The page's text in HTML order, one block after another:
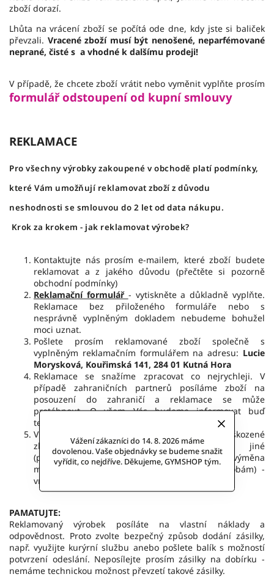
Vážení zákazníci do 14. 8. 2026 máme
dovolenou. Vaše objednávky se budeme snažit
vyřídit, co nejdříve. Děkujeme, GYMSHOP tým.
zboží dorazí.
Lhůta na vrácení zboží se počítá ode dne, kdy jste si baliček
převzali. Vracené zboží musí být nenošené, neparfémované
neprané, čisté s a vhodné k dalšímu prodeji!
V případě, že chcete zboží vrátit nebo vyměnit vyplňte prosím
formulář odstoupení od kupní smlouvy
REKLAMACE
Pro všechny výrobky zakoupené v obchodě platí podmínky,
které Vám umožňují reklamovat zboží z důvodu
neshodnosti se smlouvou do 2 let od data nákupu.
Krok za krokem - jak reklamovat výrobek?
Kontaktujte nás prosím e-mailem, které zboží budete
reklamovat a z jakého důvodu (přečtěte si pozorně
obchodní podmínky)
Reklamační formulář - vytiskněte a důkladně vyplňte.
Reklamace bez přiloženého formuláře nebo s
nesprávně vyplněným dokladem nebudeme bohužel
moci uznat.
Pošlete prosím reklamované zboží společně s
vyplněným reklamačním formulářem na adresu: Lucie
Morysková, Kouřimská 141, 284 01 Kutná Hora
Reklamace se snažíme zpracovat co nejrychleji. V
případě zahraničních partnerů posíláme zboží na
posouzení do zahraničí a reklamace se může
protáhnout. O všem Vás budeme informovat buď
telefonicky nebo e-mailem.
V případe odůvodněné reklamace bude poškozené
zboží opraveno anebo vyměněno za jiné
(plnohodnotné). Pokud nebude oprava nebo výměna
možná (např. kvůli chybějícím skladovým zásobám) -
vrátíme Vám hodnotu ceny výrobku.
PAMATUJTE:
Reklamovaný výrobek posíláte na vlastní náklady a
odpovědnost. Proto zvolte bezpečný způsob dodání zásilky,
např. využijte kurýrní službu anebo pošlete balík s možností
potvrzení odeslání. Neposílejte prosím zásilky na dobírku -
nemáme technickou možnost převzetí takové zásilky.